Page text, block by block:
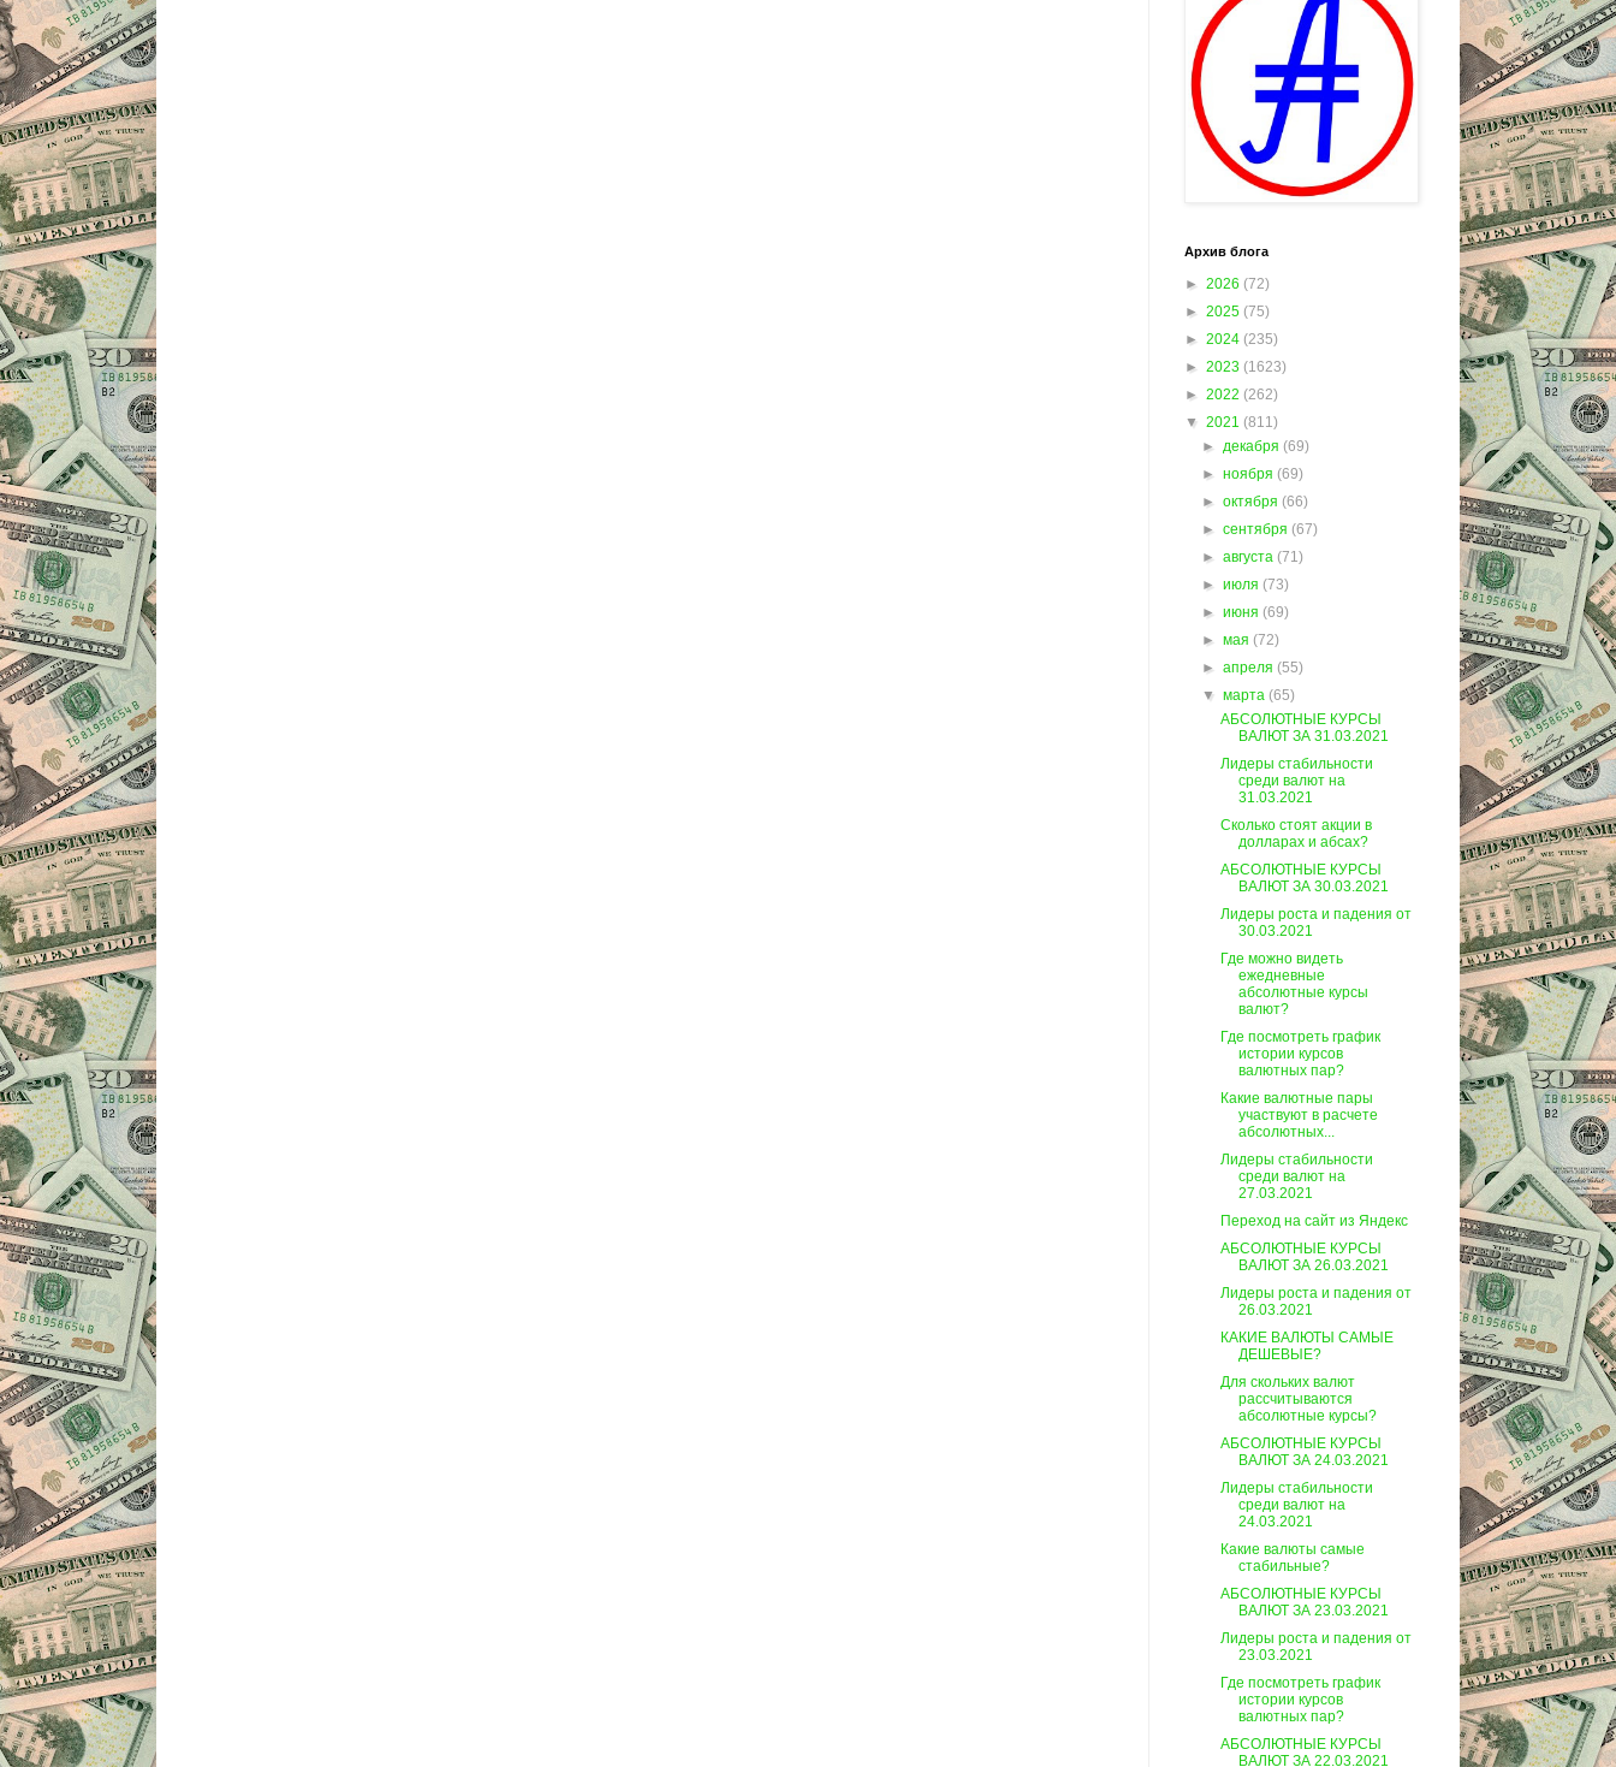
Архив блога
► 2026 (72)
► 2025 (75)
► 2024 (235)
► 2023 (1623)
► 2022 (262)
▼ 2021 (811)
►декабря(69)
►ноября(69)
►октября(66)
►сентября(67)
►августа(71)
►июля(73)
►июня(69)
►мая(72)
►апреля(55)
▼марта(65)
АБСОЛЮТНЫЕ КУРСЫ
ВАЛЮТ ЗА 31.03.2021
Лидеры стабильности
среди валют на
31.03.2021
Сколько стоят акции в
долларах и абсах?
АБСОЛЮТНЫЕ КУРСЫ
ВАЛЮТ ЗА 30.03.2021
Лидеры роста и падения от
30.03.2021
Где можно видеть
ежедневные
абсолютные курсы
валют?
Где посмотреть график
истории курсов
валютных пар?
Какие валютные пары
участвуют в расчете
абсолютных...
Лидеры стабильности
среди валют на
27.03.2021
Переход на сайт из Яндекс
АБСОЛЮТНЫЕ КУРСЫ
ВАЛЮТ ЗА 26.03.2021
Лидеры роста и падения от
26.03.2021
КАКИЕ ВАЛЮТЫ САМЫЕ
ДЕШЕВЫЕ?
Для скольких валют
рассчитываются
абсолютные курсы?
АБСОЛЮТНЫЕ КУРСЫ
ВАЛЮТ ЗА 24.03.2021
Лидеры стабильности
среди валют на
24.03.2021
Какие валюты самые
стабильные?
АБСОЛЮТНЫЕ КУРСЫ
ВАЛЮТ ЗА 23.03.2021
Лидеры роста и падения от
23.03.2021
Где посмотреть график
истории курсов
валютных пар?
АБСОЛЮТНЫЕ КУРСЫ
ВАЛЮТ ЗА 22.03.2021